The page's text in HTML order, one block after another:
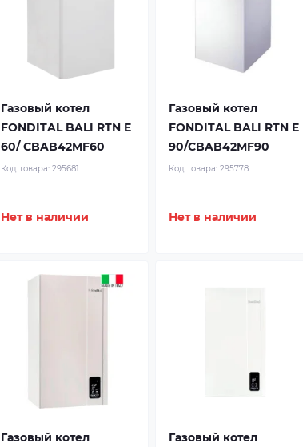
Газовый котел
FONDITAL BALI RTN E
60/ CBAB42MF60
Код товара: 295681
Нет в наличии
Газовый котел
FONDITAL BALI RTN E
90/CBAB42MF90
Код товара: 295778
Нет в наличии
Газовый котел
Газовый котел